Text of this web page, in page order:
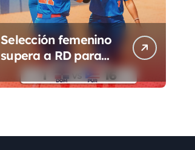
Selección femenino
supera a RD para
segunda victoria